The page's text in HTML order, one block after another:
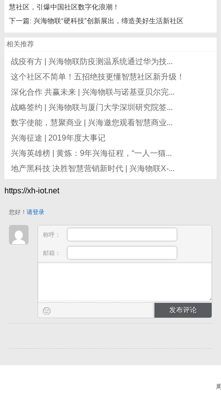
慧社区，引爆中国社区数字化浪潮！
下一篇: 兴海物联“硬科技”创新展出，缔造美好生活新社区
相关推荐
战疫有方 | 兴海物联防疫测温系统通过华为技...
这个社区不简单！五招绝技更懂智慧社区新升级！
深化合作 共赢未来 | 兴海物联与诺基亚贝尔完...
战略签约 | 兴海物联与厦门大学深圳研究院签...
数字使能，慧聚商业 | 兴海邀您观看智慧商业...
兴海征途 | 2019年度大事记
兴海英雄榜 | 黄炼：9年兴海征程，“一人一猫...
地产黑科技 决胜智慧营销新时代 | 兴海物联X-...
https://xh-iot.net
您好！ 请登录
称呼：
邮箱：